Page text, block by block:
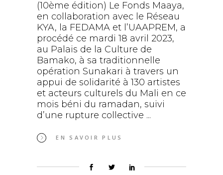
(10ème édition) Le Fonds Maaya,
en collaboration avec le Réseau
KYA, la FEDAMA et l’UAAPREM, a
procédé ce mardi 18 avril 2023,
au Palais de la Culture de
Bamako, à sa traditionnelle
opération Sunakari à travers un
appui de solidarité à 130 artistes
et acteurs culturels du Mali en ce
mois béni du ramadan, suivi
d’une rupture collective
EN SAVOIR PLUS